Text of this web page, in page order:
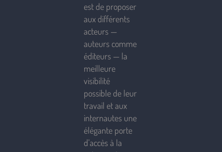
est de proposer
aux différents
acteurs —
auteurs comme
éditeurs — la
meilleure
visibilité
possible de leur
travail et aux
internautes une
élégante porte
d’accès à la